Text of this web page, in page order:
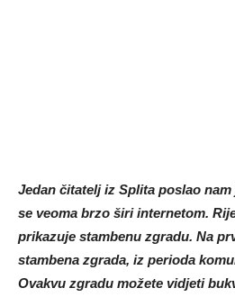
Jedan čitatelj iz Splita poslao
se veoma brzo širi internetom.
prikazuje stambenu zgradu. Na
stambena zgrada, iz perioda
Ovakvu zgradu možete vidjeti